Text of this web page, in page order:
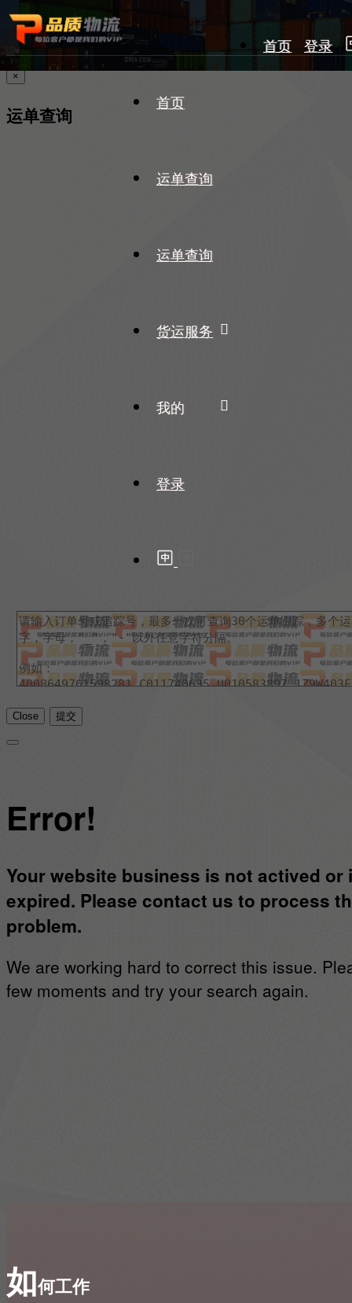
首页 登录
首页
运单查询
运单查询
货运服务
我的
登录
×
运单查询
Close 提交
Error!
Your website business is not actived or
expired. Please contact us to process
problem.
We are working hard to correct this issue.
few moments and try your search again.
如何工作